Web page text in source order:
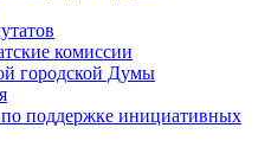
комиссии
городской Думы
поддержке инициативных